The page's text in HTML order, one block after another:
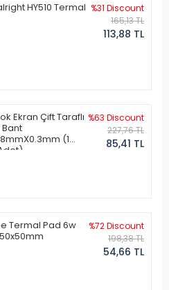
HY510 Termal %31 Discount
165,13 TL
113,88 TL
Ekran Çift Taraflı
(1
%63 Discount
227,76 TL
85,41 TL
Termal Pad 6w
%72 Discount
198,38 TL
54,66 TL